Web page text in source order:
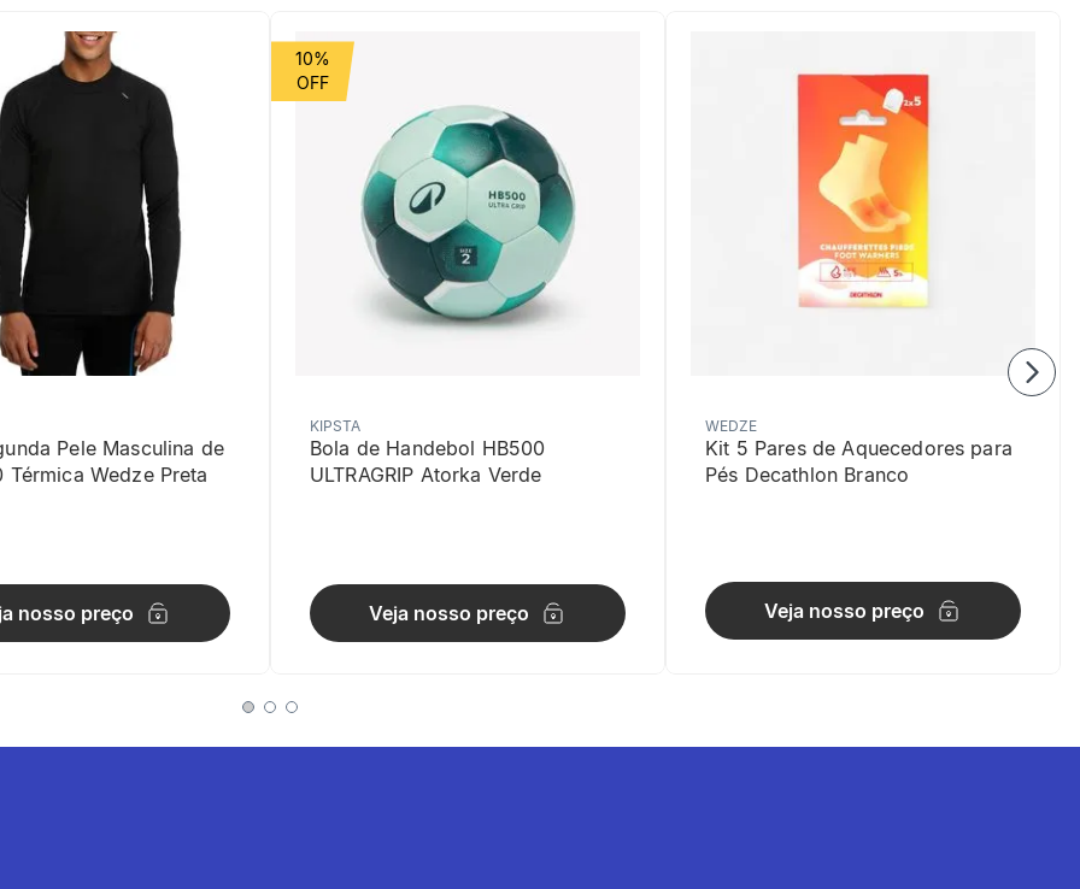
adapta-se perfeitamente aos diferentes formatos do braço.
Pele Masculina de
Térmica Wedze Preta
nosso preço
KIPSTA
Bola de Handebol HB500
ULTRAGRIP Atorka Verde
10%
Veja nosso preço
WEDZE
Kit 5 Pares de Aquecedores para
Pés Decathlon Branco
Veja nosso preço